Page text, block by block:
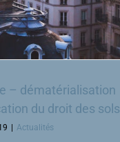
– dématérialisation
du droit des sols
Actualités